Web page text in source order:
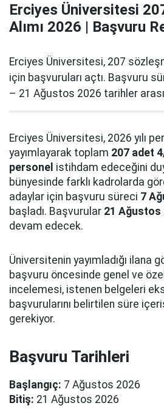
Erciyes Üniversitesi
Alımı 2026 | Başvuru
Erciyes Üniversitesi, 207
için başvuruları açtı. Başvuru
– 21 Ağustos 2026 tarihler
Erciyes Üniversitesi, 2026 yılı
yayımlayarak toplam 207 adet
personel istihdam edeceğini
bünyesinde farklı kadrolarda
adaylar için başvuru süreci 7
başladı. Başvurular 21 Ağustos
devam edecek.
Üniversitenin yayımladığı ilana
başvuru öncesinde genel ve
incelemesi, istenen belgeleri
başvurularını belirtilen süre
gerekiyor.
Başvuru Tarihleri
Başlangıç: 7 Ağustos 2026
Bitiş: 21 Ağustos 2026